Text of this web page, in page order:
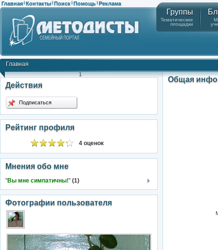
Главная | Контакты | Поиск | Помощь | Реклама
Группы
Тематические
площадки
Главная
1
Действия
Подписаться
Рейтинг профиля
4 оценок
Мнения обо мне
"Вы мне симпатичны!" (1)
Фотографии пользователя
Общая